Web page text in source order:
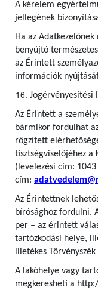
A kérelem
jellegének
Ha az
benyújtó
az Érintett
információk
Jogérvényesítési
Az Érintett a
bármikor fordulhat
rögzített
tisztségviselőjéhez a
(levelezési cím: 1043
cím:
Az Érintettnek
bírósághoz fordulni.
per – az érintett
tartózkodási helye,
illetékes
A lakóhelye vagy
megkeresheti a